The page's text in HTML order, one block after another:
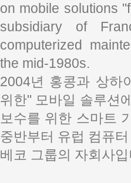
on mobile solutions
subsidiary of
computerized
the mid-1980s.
2004년 홍콩과 상하
위한" 모바일 솔루션
보수를 위한 스마트
중반부터 유럽 컴퓨
베코 그룹의 자회사